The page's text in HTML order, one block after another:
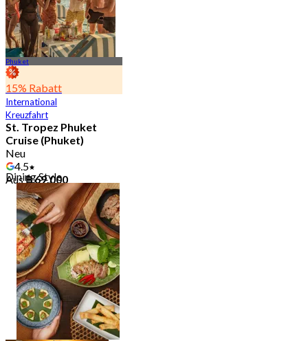
Phuket
15% Rabatt
International
Kreuzfahrt
St. Tropez Phuket
Cruise (Phuket)
Neu
4.5
Aus฿ 69,000
Dining Style